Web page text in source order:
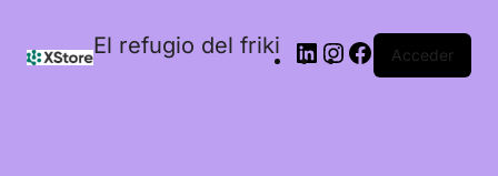
El refugio del friki Acceder